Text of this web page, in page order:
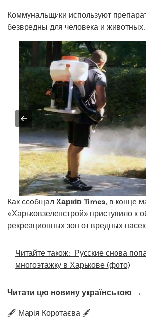
Коммунальщики используют
безвредны для человека и животных.
Как сообщал Харків Times, в конце
«Харьковзеленстрой» приступило к
рекреационных зон от вредных
Читайте також: Русские снова
многоэтажку в Харькове (фото)
Читати цю новину українською →
🖋️ Марія Коротаєва 🖋️